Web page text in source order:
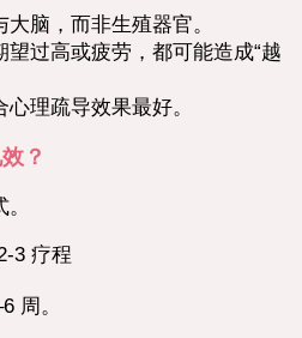
脑，而非生殖器官。
过高或疲劳，都可能造成“越
理疏导效果最好。
？
3 疗程
周。